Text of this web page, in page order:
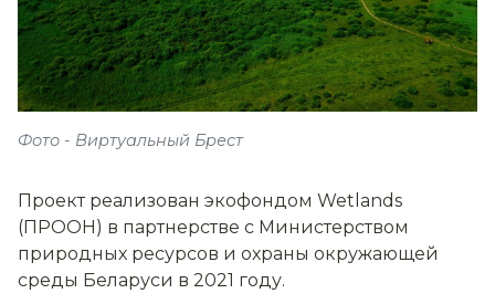
Фото - Виртуальный Брест
Проект реализован экофондом Wetlands
(ПРООН) в партнерстве с Министерством
природных ресурсов и охраны окружающей
среды Беларуси в 2021 году.